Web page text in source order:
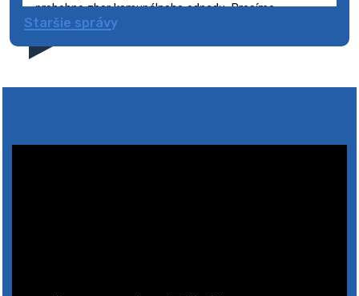
prebehne zber komunálneho odpadu. Prosíme
obyvateľov, aby smetné nádoby s odpadom vyložili
5. augusta 2026 08:41
Staršie správy